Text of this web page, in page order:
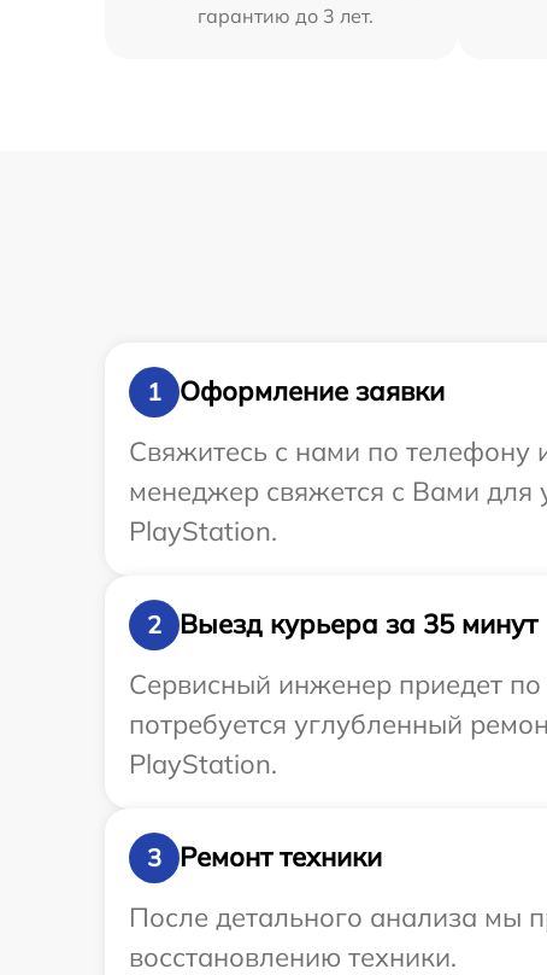
гарантию до 3 лет.
1
Оформление заявки
Свяжитесь с нами по телефону
менеджер свяжется с Вами для
PlayStation.
2
Выезд курьера за 35 минут
Сервисный инженер приедет
потребуется углубленный
PlayStation.
3
Ремонт техники
После детального анализа мы
восстановлению техники.